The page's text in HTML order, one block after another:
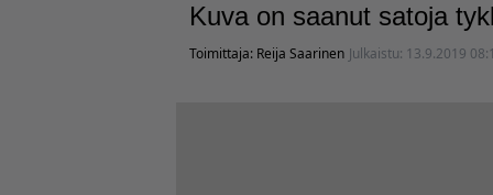
Kuva on saanut satoja
Toimittaja: Reija Saarinen Julkaistu: 13.9.2019